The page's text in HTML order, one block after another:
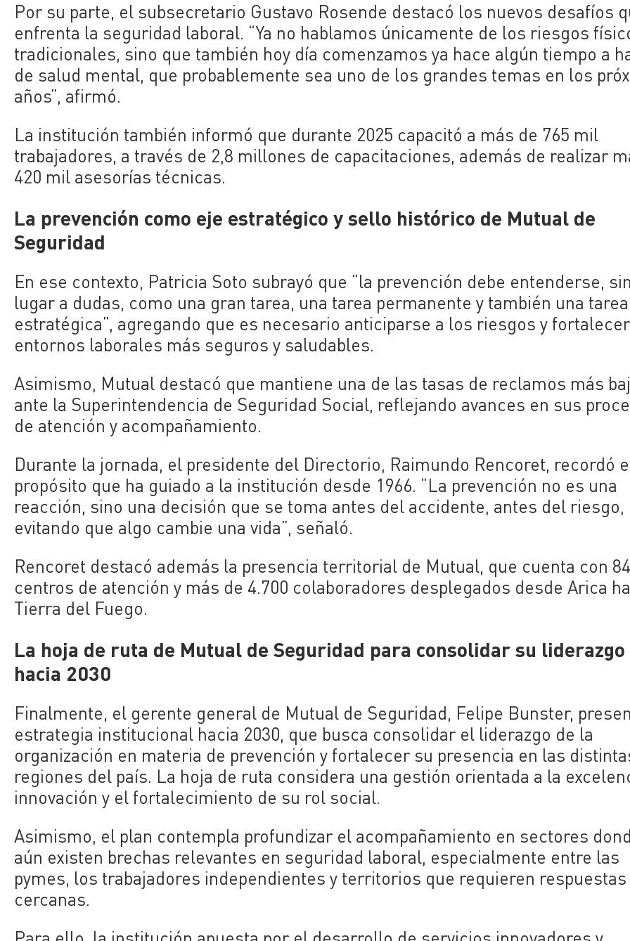
Por su parte, el subsecretario Gustavo Rosende destacó los nuevos desafíos
enfrenta la seguridad laboral. “Ya no hablamos únicamente de los riesgos
tradicionales, sino que también hoy día comenzamos ya hace algún tiempo a
de salud mental, que probablemente sea uno de los grandes temas en los
años”, afirmó.
La institución también informó que durante 2025 capacitó a más de 765 mil
trabajadores, a través de 2,8 millones de capacitaciones, además de realizar
420 mil asesorías técnicas.
La prevención como eje estratégico y sello histórico de Mutual de
Seguridad
En ese contexto, Patricia Soto subrayó que “la prevención debe entenderse,
lugar a dudas, como una gran tarea, una tarea permanente y también una tarea
estratégica”, agregando que es necesario anticiparse a los riesgos y fortalecer
entornos laborales más seguros y saludables.
Asimismo, Mutual destacó que mantiene una de las tasas de reclamos más
ante la Superintendencia de Seguridad Social, reflejando avances en sus
de atención y acompañamiento.
Durante la jornada, el presidente del Directorio, Raimundo Rencoret, recordó
propósito que ha guiado a la institución desde 1966. “La prevención no es una
reacción, sino una decisión que se toma antes del accidente, antes del riesgo,
evitando que algo cambie una vida”, señaló.
Rencoret destacó además la presencia territorial de Mutual, que cuenta con
centros de atención y más de 4.700 colaboradores desplegados desde Arica
Tierra del Fuego.
La hoja de ruta de Mutual de Seguridad para consolidar su liderazgo
hacia 2030
Finalmente, el gerente general de Mutual de Seguridad, Felipe Bunster,
estrategia institucional hacia 2030, que busca consolidar el liderazgo de la
organización en materia de prevención y fortalecer su presencia en las
regiones del país. La hoja de ruta considera una gestión orientada a la
innovación y el fortalecimiento de su rol social.
Asimismo, el plan contempla profundizar el acompañamiento en sectores
aún existen brechas relevantes en seguridad laboral, especialmente entre las
pymes, los trabajadores independientes y territorios que requieren
cercanas.